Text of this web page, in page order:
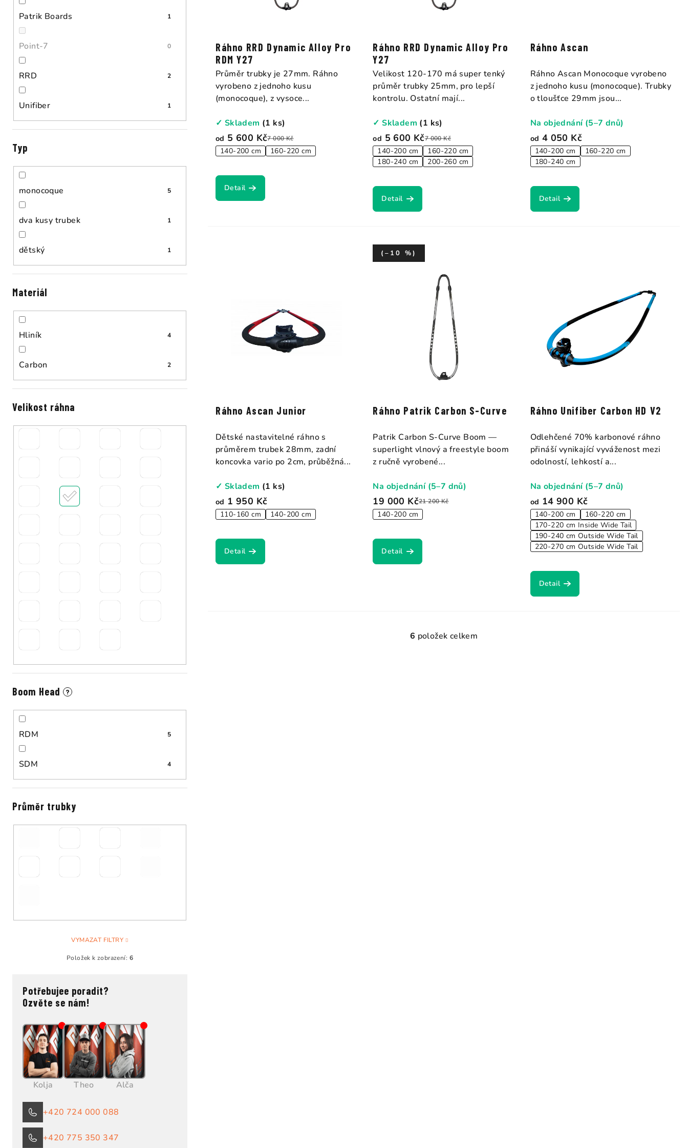
Patrik Boards 1
Point-7 0
RRD 2
Unifiber 1
Typ
monocoque 5
dva kusy trubek 1
dětský 1
Materiál
Hliník 4
Carbon 2
Velikost ráhna
Boom Head ?
RDM 5
SDM 4
Průměr trubky
VYMAZAT FILTRY
Položek k zobrazení: 6
Potřebujee poradit?
Ozvěte se nám!
Kolja Theo Alča
+420 724 000 088
+420 775 350 347
k
ů
Ráhno RRD Dynamic Alloy Pro
RDM Y27
od 5 600 Kč7 000 Kč
140-200 cm 160-220 cm
✓ Skladem (1 ks)
Detail
Průměr trubky je 27mm. Ráhno
vyrobeno z jednoho kusu
(monocoque), z vysoce...
Ráhno RRD Dynamic Alloy Pro
Y27
od 5 600 Kč7 000 Kč
140-200 cm
160-220 cm
180-240 cm
200-260 cm
✓ Skladem (1 ks)
Detail
Velikost 120-170 má super tenký
průměr trubky 25mm, pro lepší
kontrolu. Ostatní mají...
Ráhno Ascan
od 4 050 Kč
140-200 cm
160-220 cm
180-240 cm
Na objednání (5–7 dnů)
Detail
Ráhno Ascan Monocoque vyrobeno
z jednoho kusu (monocoque). Trubky
o tloušťce 29mm jsou...
Ráhno Ascan Junior
od 1 950 Kč
110-160 cm 140-200 cm
✓ Skladem (1 ks)
Detail
Dětské nastavitelné ráhno s
průměrem trubek 28mm, zadní
koncovka vario po 2cm, průběžná...
Ráhno Patrik Carbon S-Curve
19 000 Kč21 200 Kč
(–10 %)
140-200 cm
Na objednání (5–7 dnů)
Detail
Patrik Carbon S-Curve Boom —
superlight vlnový a freestyle boom
z ručně vyrobené...
Ráhno Unifiber Carbon HD V2
od 14 900 Kč
140-200 cm
160-220 cm
170-220 cm Inside Wide Tail
190-240 cm Outside Wide Tail
220-270 cm Outside Wide Tail
Na objednání (5–7 dnů)
Detail
Odlehčené 70% karbonové ráhno
přináší vynikající vyváženost mezi
odolností, lehkostí a...
O
6 položek celkem